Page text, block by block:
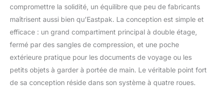
compromettre la solidité, un équilibre que peu de fabricants
maîtrisent aussi bien qu’Eastpak. La conception est simple et
efficace : un grand compartiment principal à double étage,
fermé par des sangles de compression, et une poche
extérieure pratique pour les documents de voyage ou les
petits objets à garder à portée de main. Le véritable point fort
de sa conception réside dans son système à quatre roues.